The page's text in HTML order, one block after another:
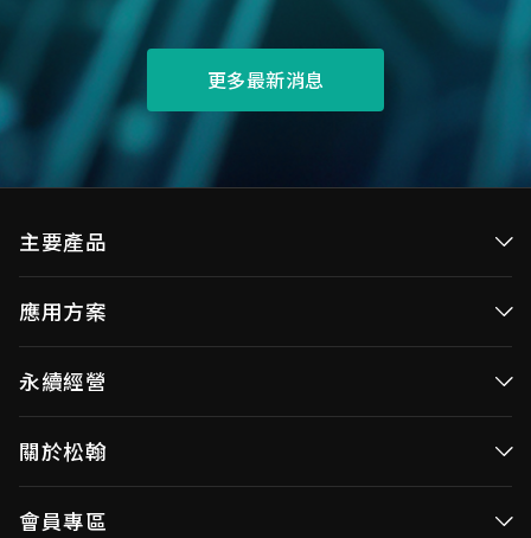
更多最新消息
主要產品
視訊/影像控制器
無線視頻傳輸
OID產品(Optical ID)
應用方案
視訊／影像控制器
無線視頻傳輸
永續經營
投資人專區
關於松翰
會員專區